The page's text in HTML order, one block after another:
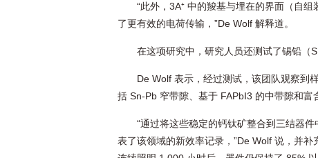
“此外，3A⁺ 中的羧基与埋在的界面（自
了更有效的电荷传输，”De Wolf 解释道。
在这项研究中，研究人员还测试了锡铅（
De Wolf 表示，经过测试，该团队观察到
括 Sn-Pb 窄带隙、基于 FAPbI3 的中带隙和富
“通过将这些稳定的钙钛矿整合到三结器
表了该领域的新效率记录，”De Wolf 说，并